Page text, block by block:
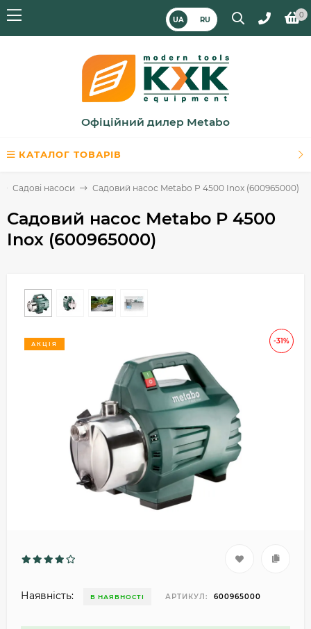
UA RU
0
Офіційний дилер Metabo
КАТАЛОГ ТОВАРІВ
Садові насоси Садовий насос Metabo P 4500 Inox (600965000)
Садовий насос Metabo P 4500
Inox (600965000)
-31%
АКЦІЯ
Наявність: В НАЯВНОСТІ АРТИКУЛ: 600965000